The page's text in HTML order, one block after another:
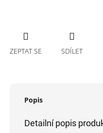
ZEPTAT SE SDÍLET
Popis
Detailní popis